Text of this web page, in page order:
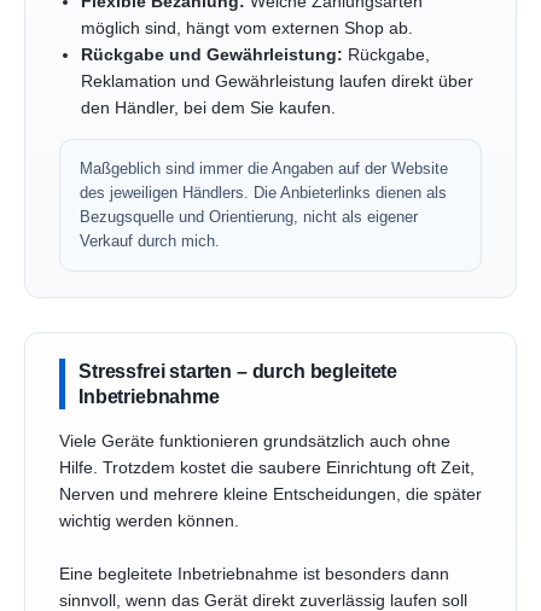
möglich sind, hängt vom externen Shop ab.
Rückgabe und Gewährleistung: Rückgabe,
Reklamation und Gewährleistung laufen direkt über
den Händler, bei dem Sie kaufen.
Maßgeblich sind immer die Angaben auf der Website
des jeweiligen Händlers. Die Anbieterlinks dienen als
Bezugsquelle und Orientierung, nicht als eigener
Verkauf durch mich.
Stressfrei starten – durch begleitete
Inbetriebnahme
Viele Geräte funktionieren grundsätzlich auch ohne
Hilfe. Trotzdem kostet die saubere Einrichtung oft Zeit,
Nerven und mehrere kleine Entscheidungen, die später
wichtig werden können.
Eine begleitete Inbetriebnahme ist besonders dann
sinnvoll, wenn das Gerät direkt zuverlässig laufen soll